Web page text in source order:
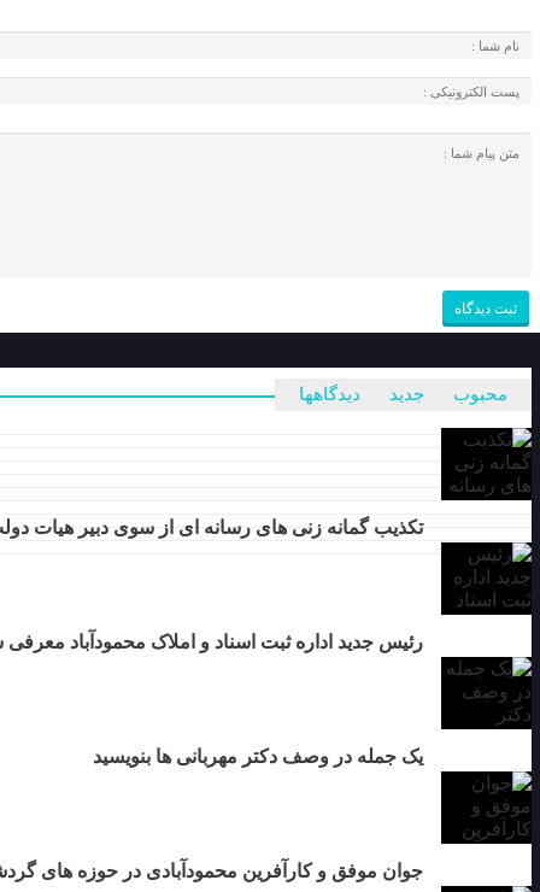
محبوب جدید دیدگاهها
تکذیب گمانه زنی های رسانه ای از سوی دبیر هیات
رئیس جدید اداره ثبت اسناد و املاک محمودآباد
یک جمله در وصف دکتر مهربانی ها بنویسید
جوان موفق و کارآفرین محمودآبادی در حوزه های